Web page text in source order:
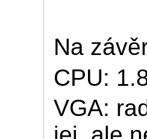
Na
CPU:
VGA: